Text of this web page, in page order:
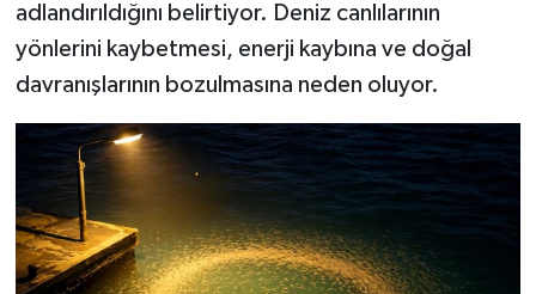
adlandırıldığını belirtiyor. Deniz canlılarının
yönlerini kaybetmesi, enerji kaybına ve doğal
davranışlarının bozulmasına neden oluyor.
Spor
Tavşanlı
Teknoloji
Türkiye
Video Galeri